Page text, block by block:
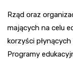
Rząd oraz
mających na celu
korzyści
Programy